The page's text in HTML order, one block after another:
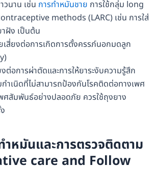
วนาน เช่น การทำหมันชาย การใช้กลุ่ม long
methods (LARC) เช่น การใส่
ฝัง เป็นต้น
สี่ยงต่อการเกิดการตั้งครรภ์นอกมดลูก
ต่อการผ่าตัดและการให้ยาระงับความรู้สึก
ำเนิดที่ไม่สามารถป้องกันโรคติดต่อทางเพศ
ศสัมพันธ์อย่างปลอดภัย ควรใช้ถุงยาง
หมันและการตรวจติดตาม
care and Follow